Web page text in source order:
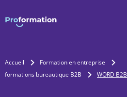
Accueil
Formation en entreprise
formations bureautique B2B
WORD B2B